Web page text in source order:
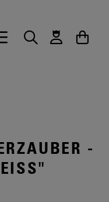
vom Onlineshop
Hauptnavigation öffnen
Suche
-